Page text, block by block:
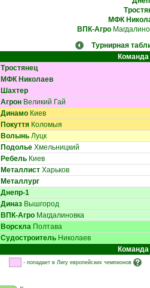
МФК
ВПК-Агро
Турнирная
Команда
Тростянец
МФК Николаев
Шахтер
Агрон Великий Гай
Динамо Киев
Покуття Коломыя
Волынь Луцк
Подолье Хмельницкий
Ребель Киев
Металлист Харьков
Металлург
Днепр-1
Диназ Вышгород
ВПК-Агро Магдалиновка
Ворскла Полтава
Судостроитель Николаев
Команда
- попадает в Лигу европейских чемпионов